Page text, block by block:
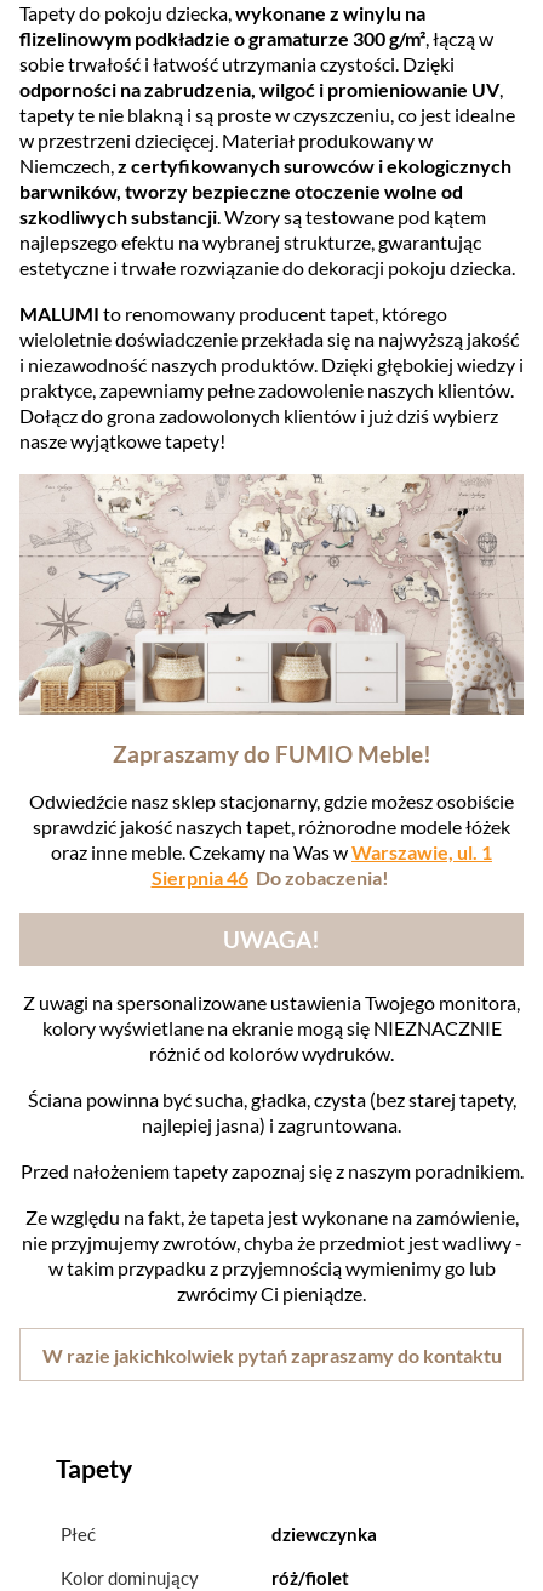
Tapety do pokoju dziecka,wykonane z winylu na
flizelinowym podkładzie o gramaturze 300 g/m², łączą w
sobie trwałość i łatwość utrzymania czystości. Dzięki
odporności na zabrudzenia, wilgoć i promieniowanie UV,
tapety te nie blakną i są proste w czyszczeniu, co jest idealne
w przestrzeni dziecięcej. Materiał produkowany w
Niemczech,z certyfikowanych surowców i ekologicznych
barwników, tworzy bezpieczne otoczenie wolne od
szkodliwych substancji. Wzory są testowane pod kątem
najlepszego efektu na wybranej strukturze, gwarantując
estetyczne i trwałe rozwiązanie do dekoracji pokoju dziecka.
MALUMI to renomowany producent tapet, którego
wieloletnie doświadczenie przekłada się na najwyższą jakość
i niezawodność naszych produktów. Dzięki głębokiej wiedzy i
praktyce, zapewniamy pełne zadowolenie naszych klientów.
Dołącz do grona zadowolonych klientów i już dziś wybierz
nasze wyjątkowe tapety!
Zapraszamy do FUMIO Meble!
Odwiedźcie nasz sklep stacjonarny, gdzie możesz osobiście
sprawdzić jakość naszych tapet, różnorodne modele łóżek
oraz inne meble. Czekamy na Was wWarszawie, ul. 1
Sierpnia 46 Do zobaczenia!
UWAGA!
Z uwagi na spersonalizowane ustawienia Twojego monitora,
kolory wyświetlane na ekranie mogą się NIEZNACZNIE
różnić od kolorów wydruków.
Ściana powinna być sucha, gładka, czysta (bez starej tapety,
najlepiej jasna) i zagruntowana.
Przed nałożeniem tapety zapoznaj się z naszym poradnikiem.
Ze względu na fakt, że tapeta jest wykonane na zamówienie,
nie przyjmujemy zwrotów, chyba że przedmiot jest wadliwy -
w takim przypadku z przyjemnością wymienimy go lub
zwrócimy Ci pieniądze.
W razie jakichkolwiek pytań zapraszamy do kontaktu
Tapety
Płeć dziewczynka
Kolor dominujący róż/fiolet